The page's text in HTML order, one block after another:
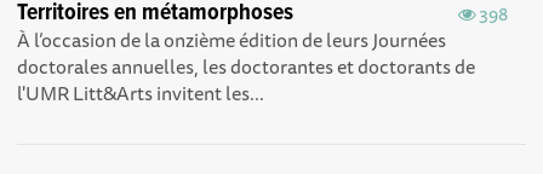
398
Territoires en métamorphoses
À l’occasion de la onzième édition de leurs Journées
doctorales annuelles, les doctorantes et doctorants de
l'UMR Litt&Arts invitent les...